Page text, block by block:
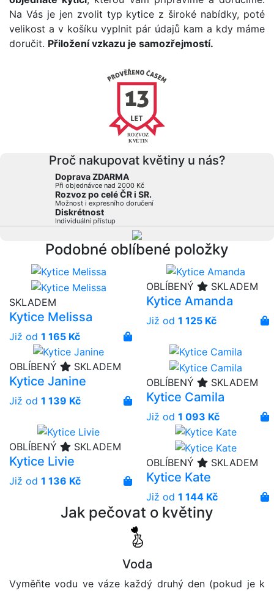
Na Vás je jen zvolit typ kytice z široké nabídky, poté
velikost a v košíku vyplnit pár údajů kam a kdy máme
doručit. Přiložení vzkazu je samozřejmostí.
Proč nakupovat květiny u nás?
Doprava ZDARMA
Při objednávce nad 2000 Kč
Rozvoz po celé ČR i SR.
Možnost i expresního doručení
Diskrétnost
Individuální přístup
Podobné oblíbené položky
SKLADEM
Kytice Melissa
Již od 1 165 Kč
OBLÍBENÝ SKLADEM
Kytice Amanda
Již od 1 125 Kč
OBLÍBENÝ SKLADEM
Kytice Janine
Již od 1 139 Kč
OBLÍBENÝ SKLADEM
Kytice Camila
Již od 1 093 Kč
OBLÍBENÝ SKLADEM
Kytice Livie
Již od 1 136 Kč
OBLÍBENÝ SKLADEM
Kytice Kate
Již od 1 144 Kč
Jak pečovat o květiny
Voda
Vyměňte vodu ve váze každý druhý den (pokud je k